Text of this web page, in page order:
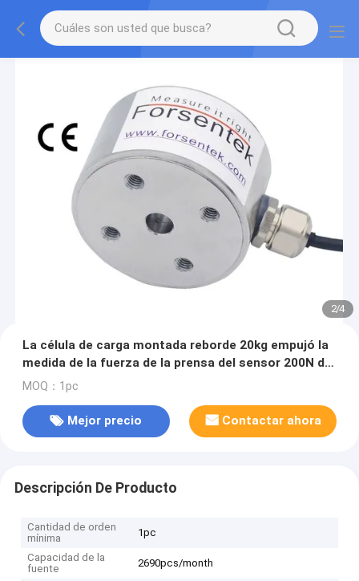
2/4
La célula de carga montada reborde 20kg empujó la
medida de la fuerza de la prensa del sensor 200N de
la fuerza
MOQ：1pc
Mejor precio Contactar ahora
Descripción De Producto
Cantidad de orden
mínima
1pc
Capacidad de la
fuente
2690pcs/month